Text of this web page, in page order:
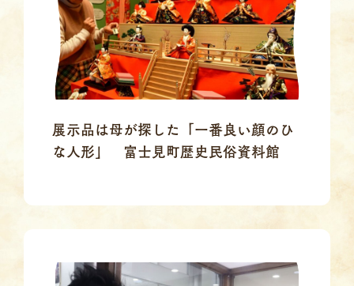
展示品は母が探した「一番良い顔のひ
な人形」 富士見町歴史民俗資料館